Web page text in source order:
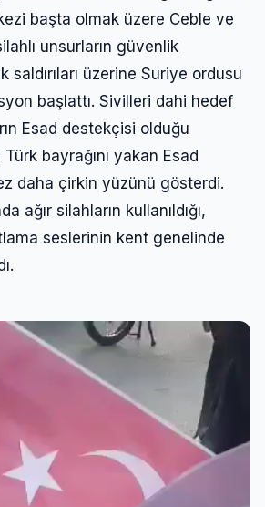
başta olmak üzere Ceble ve
unsurların güvenlik
saldırıları üzerine Suriye ordusu
başlattı. Sivilleri dahi hedef
Esad destekçisi olduğu
bayrağını yakan Esad
daha çirkin yüzünü gösterdi.
ağır silahların kullanıldığı,
seslerinin kent genelinde